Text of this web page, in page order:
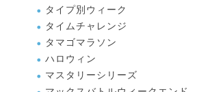
タイプ別ウィーク
タイムチャレンジ
タマゴマラソン
ハロウィン
マスタリーシリーズ